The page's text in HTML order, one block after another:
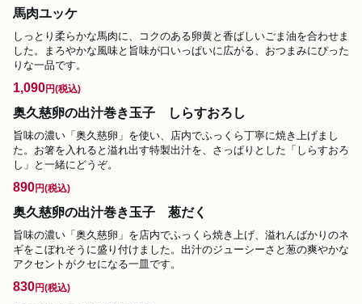
馬肉ユッケ
しっとり柔らかな馬肉に、コクのある卵黄と香ばしいごま油を合わせま
した。まろやかな風味と旨味が口いっぱいに広がる、おつまみにぴった
りな一品です。
1,090円(税込)
奥久慈卵の出汁巻き玉子 しらすおろし
旨味の濃い「奥久慈卵」を使い、店内でふっくら丁寧に焼き上げまし
た。お箸を入れると溢れ出す特製出汁を、さっぱりとした「しらすおろ
し」と一緒にどうぞ。
890円(税込)
奥久慈卵の出汁巻き玉子 葱だく
旨味の濃い「奥久慈卵」を店内でふっくら焼き上げ、溢れんばかりのネ
ギをこぼれそうに盛り付けました。出汁のジューシーさと葱の爽やかな
アクセントがクセになる一皿です。
830円(税込)